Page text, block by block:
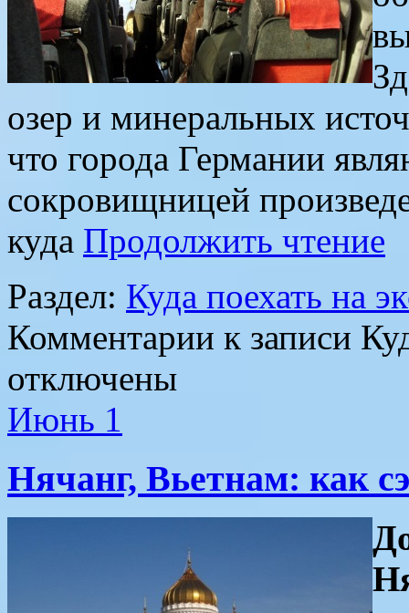
озер и минеральных
что города Германии
сокровищницей
куда Продолжить чтение
Раздел: Куда поехать на
Комментарии к записи
отключены
Июнь 1
Нячанг, Вьетнам: как